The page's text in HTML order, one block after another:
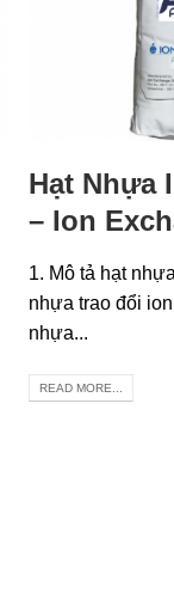
Hạt Nhựa
– Ion
1. Mô tả hạt
nhựa trao đổi
nhựa...
READ MORE...